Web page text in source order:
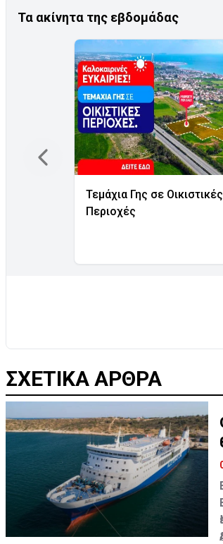
Τα ακίνητα της εβδομάδας
Τεμάχια Γης σε Οικιστικές
Περιοχές
ΣΧΕΤΙΚΑ ΑΡΘΡΑ